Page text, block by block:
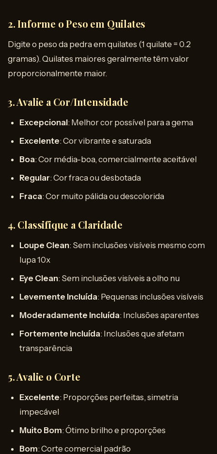
2.Informe o Peso em Quilates
Digite o peso da pedra em quilates (1 quilate = 0.2
gramas). Quilates maiores geralmente têm valor
proporcionalmente maior.
3.Avalie a Cor/Intensidade
Excepcional: Melhor cor possível para a gema
Excelente: Cor vibrante e saturada
Boa: Cor média-boa, comercialmente aceitável
Regular: Cor fraca ou desbotada
Fraca: Cor muito pálida ou descolorida
4. Classifique a Claridade
Loupe Clean: Sem inclusões visíveis mesmo com
lupa 10x
Eye Clean: Sem inclusões visíveis a olho nu
Levemente Incluída: Pequenas inclusões visíveis
Moderadamente Incluída: Inclusões aparentes
Fortemente Incluída: Inclusões que afetam
transparência
5.Avalie o Corte
Excelente: Proporções perfeitas, simetria
impecável
Muito Bom: Ótimo brilho e proporções
Bom: Corte comercial padrão